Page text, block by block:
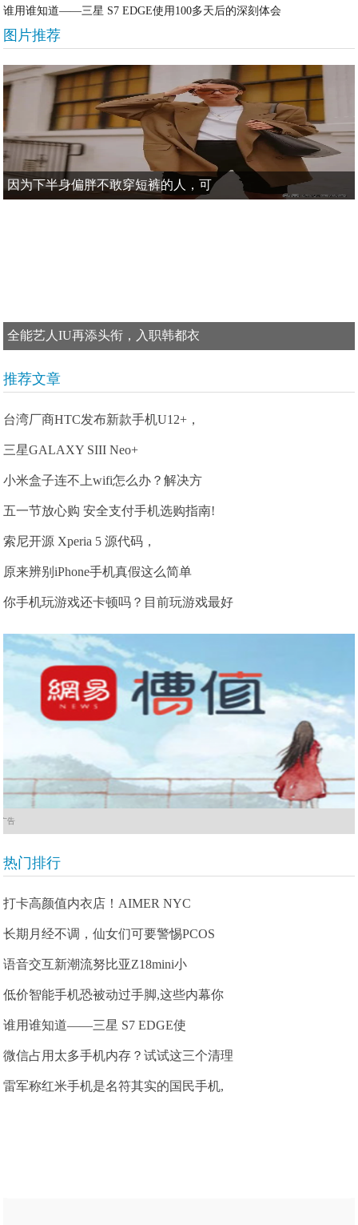
谁用谁知道——三星 S7 EDGE使用100多天后的深刻体会
图片推荐
因为下半身偏胖不敢穿短裤的人，可
全能艺人IU再添头衔，入职韩都衣
推荐文章
台湾厂商HTC发布新款手机U12+，
三星GALAXY SIII Neo+
小米盒子连不上wifi怎么办？解决方
五一节放心购 安全支付手机选购指南!
索尼开源 Xperia 5 源代码，
原来辨别iPhone手机真假这么简单
你手机玩游戏还卡顿吗？目前玩游戏最好
广告
热门排行
打卡高颜值内衣店！AIMER NYC
长期月经不调，仙女们可要警惕PCOS
语音交互新潮流努比亚Z18mini小
低价智能手机恐被动过手脚,这些内幕你
谁用谁知道——三星 S7 EDGE使
微信占用太多手机内存？试试这三个清理
雷军称红米手机是名符其实的国民手机,